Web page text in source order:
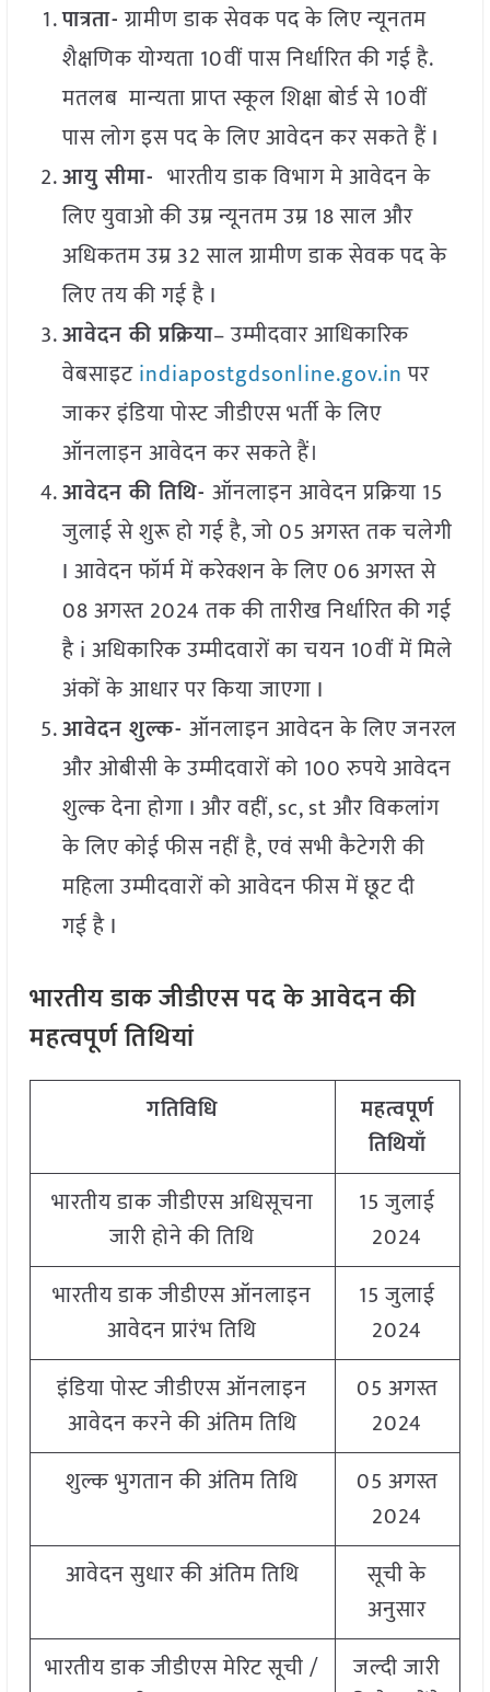
पात्रता-ग्रामीण डाक सेवक पद के लिए न्यूनतम
शैक्षणिक योग्यता 10वीं पास निर्धारित की गई है.
मतलब मान्यता प्राप्त स्कूल शिक्षा बोर्ड से 10वीं
पास लोग इस पद के लिए आवेदन कर सकते हैं I
आयु सीमा- भारतीय डाक विभाग मे आवेदन के
लिए युवाओ की उम्र न्यूनतम उम्र 18 साल और
अधिकतम उम्र 32 साल ग्रामीण डाक सेवक पद के
लिए तय की गई है I
आवेदन की प्रक्रिया– उम्मीदवार आधिकारिक
वेबसाइटindiapostgdsonline.gov.inपर
जाकर इंडिया पोस्ट जीडीएस भर्ती के लिए
ऑनलाइन आवेदन कर सकते हैं।
आवेदन की तिथि- ऑनलाइन आवेदन प्रक्रिया 15
जुलाई से शुरू हो गई है, जो 05 अगस्त तक चलेगी
I आवेदन फॉर्म में करेक्शन के लिए 06 अगस्त से
08 अगस्त 2024 तक की तारीख निर्धारित की गई
है i अधिकारिक उम्मीदवारों का चयन 10वीं में मिले
अंकों के आधार पर किया जाएगा I
आवेदन शुल्क- ऑनलाइन आवेदन के लिए जनरल
और ओबीसी के उम्मीदवारों को 100 रुपये आवेदन
शुल्क देना होगा I और वहीं, sc, st और विकलांग
के लिए कोई फीस नहीं है, एवं सभी कैटेगरी की
महिला उम्मीदवारों को आवेदन फीस में छूट दी
गई है I
भारतीय डाक जीडीएस पद के आवेदन की
महत्वपूर्ण तिथियां
गतिविधि
महत्वपूर्ण
तिथियाँ
भारतीय डाक जीडीएस अधिसूचना
जारी होने की तिथि
15 जुलाई
2024
भारतीय डाक जीडीएस ऑनलाइन
आवेदन प्रारंभ तिथि
15 जुलाई
2024
इंडिया पोस्ट जीडीएस ऑनलाइन
आवेदन करने की अंतिम तिथि
05 अगस्त
2024
शुल्क भुगतान की अंतिम तिथि
05 अगस्त
2024
आवेदन सुधार की अंतिम तिथि
सूची के
अनुसार
भारतीय डाक जीडीएस मेरिट सूची /
जल्दी जारी